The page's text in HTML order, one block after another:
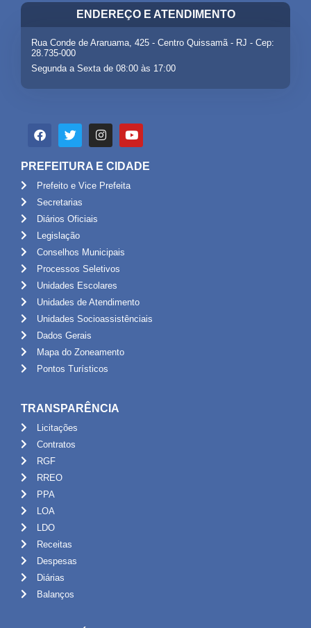
ENDEREÇO E ATENDIMENTO
Rua Conde de Araruama, 425 - Centro Quissamã - RJ - Cep:
28.735-000
Segunda a Sexta de 08:00 às 17:00
PREFEITURA E CIDADE
Prefeito e Vice Prefeita
Secretarias
Diários Oficiais
Legislação
Conselhos Municipais
Processos Seletivos
Unidades Escolares
Unidades de Atendimento
Unidades Socioassistênciais
Dados Gerais
Mapa do Zoneamento
Pontos Turísticos
TRANSPARÊNCIA
Licitações
Contratos
RGF
RREO
PPA
LOA
LDO
Receitas
Despesas
Diárias
Balanços